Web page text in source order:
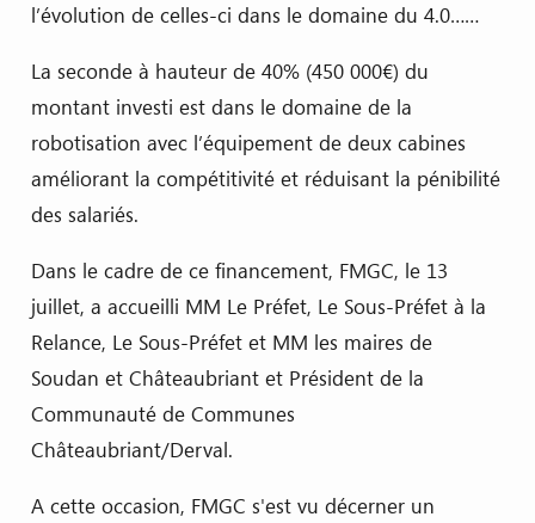
l’évolution de celles-ci dans le domaine du 4.0……
La seconde à hauteur de 40% (450 000€) du
montant investi est dans le domaine de la
robotisation avec l’équipement de deux cabines
améliorant la compétitivité et réduisant la pénibilité
des salariés.
Dans le cadre de ce financement, FMGC, le 13
juillet, a accueilli MM Le Préfet, Le Sous-Préfet à la
Relance, Le Sous-Préfet et MM les maires de
Soudan et Châteaubriant et Président de la
Communauté de Communes
Châteaubriant/Derval.
A cette occasion, FMGC s'est vu décerner un